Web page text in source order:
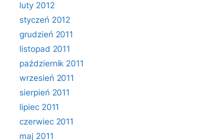
luty 2012
styczeń 2012
grudzień 2011
listopad 2011
październik 2011
wrzesień 2011
sierpień 2011
lipiec 2011
czerwiec 2011
maj 2011